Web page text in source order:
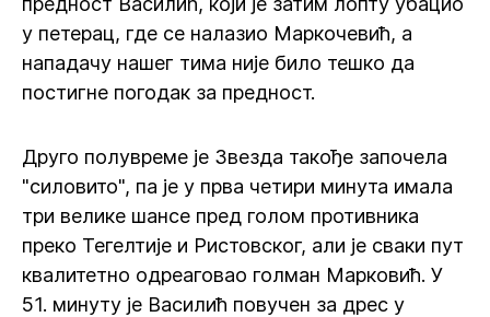
у петерац, где се налазио Маркочевић, а
нападачу нашег тима није било тешко да
постигне погодак за предност.
Друго полувреме је Звезда такође започела
"силовито", па је у прва четири минута имала
три велике шансе пред голом противника
преко Тегелтије и Ристовског, али је сваки пут
квалитетно одреаговао голман Марковић. У
51. минуту је Василић повучен за дрес у